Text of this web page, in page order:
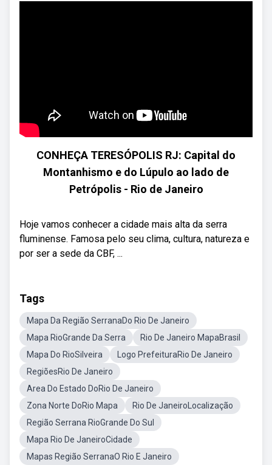
CONHEÇA TERESÓPOLIS RJ: Capital do
Montanhismo e do Lúpulo ao lado de
Petrópolis - Rio de Janeiro
Hoje vamos conhecer a cidade mais alta da serra
fluminense. Famosa pelo seu clima, cultura, natureza e
por ser a sede da CBF, ...
Tags
Mapa Da Região SerranaDo Rio De Janeiro
Mapa RioGrande Da Serra
Rio De Janeiro MapaBrasil
Mapa Do RioSilveira
Logo PrefeituraRio De Janeiro
RegiõesRio De Janeiro
Area Do Estado DoRio De Janeiro
Zona Norte DoRio Mapa
Rio De JaneiroLocalização
Região Serrana RioGrande Do Sul
Mapa Rio De JaneiroCidade
Mapas Região SerranaO Rio E Janeiro